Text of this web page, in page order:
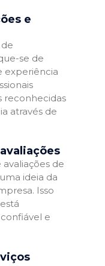
e
se de
experiência
reconhecidas
através de
de
ideia da
Isso
e